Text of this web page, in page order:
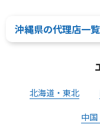
沖縄県の代理店一覧
北海道・東北
中